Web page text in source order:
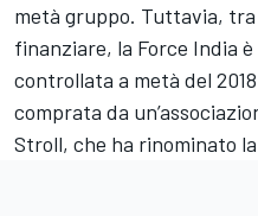
metà gruppo. Tuttavia,
finanziare, la Force India
controllata a metà del
comprata da
Stroll, che ha rinominato